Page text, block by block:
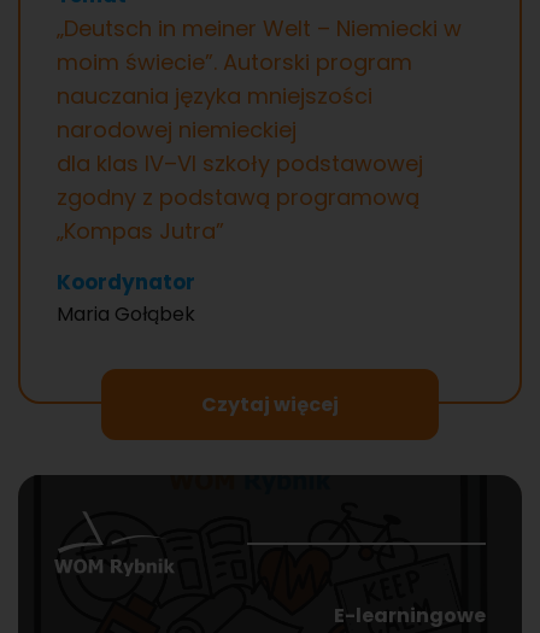
„Deutsch in meiner Welt – Niemiecki w
moim świecie”. Autorski program
nauczania języka mniejszości
narodowej niemieckiej
dla klas IV–VI szkoły podstawowej
zgodny z podstawą programową
„Kompas Jutra”
Koordynator
Maria Gołąbek
Czytaj więcej
E-learningowe